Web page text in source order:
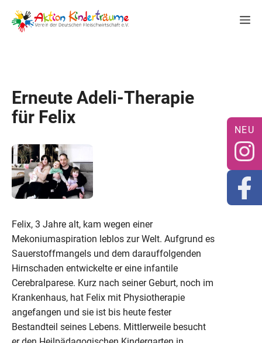
Inhalt
springen
Erneute Adeli-Therapie
für Felix
Felix, 3 Jahre alt, kam wegen einer
Mekoniumaspiration leblos zur Welt. Aufgrund es
Sauerstoffmangels und dem darauffolgenden
Hirnschaden entwickelte er eine infantile
Cerebralparese. Kurz nach seiner Geburt, noch im
Krankenhaus, hat Felix mit Physiotherapie
angefangen und sie ist bis heute fester
Bestandteil seines Lebens. Mittlerweile besucht